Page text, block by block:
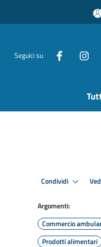
Seguici su
Condividi
Argomenti:
Commercio
Prodotti alimentari